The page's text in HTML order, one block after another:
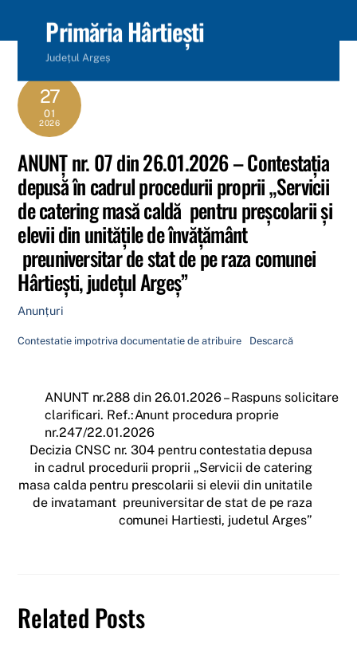
Primăria Hârtiești
Județul Argeș
27
01
2026
ANUNȚ nr. 07 din 26.01.2026 – Contestația
depusă în cadrul procedurii proprii „Servicii
de catering masă caldă pentru preșcolarii și
elevii din unitățile de învățământ
preuniversitar de stat de pe raza comunei
Hârtiești, județul Argeș”
Anunțuri
Contestatie impotriva documentatie de atribuire Descarcă
ANUNT nr.288 din 26.01.2026 – Raspuns solicitare
clarificari. Ref.:Anunt procedura proprie
nr.247/22.01.2026
Decizia CNSC nr. 304 pentru contestatia depusa
in cadrul procedurii proprii „Servicii de catering
masa calda pentru prescolarii si elevii din unitatile
de invatamant preuniversitar de stat de pe raza
comunei Hartiesti, judetul Arges”
Related Posts